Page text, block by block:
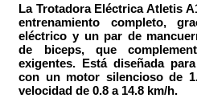
La Trotadora Eléctrica Atletis
entrenamiento completo,
eléctrico y un par de
de biceps, que
exigentes. Está diseñada
con un motor silencioso de
velocidad de 0.8 a 14.8 km/h.